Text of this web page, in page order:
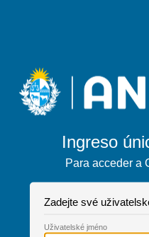
Ingreso
Para acceder a
Zadejte své
Uživatelské jméno